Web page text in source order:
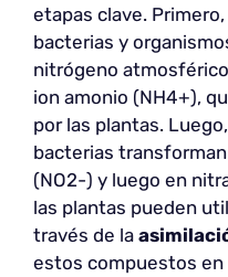
etapas clave. Primero,
bacterias y
nitrógeno
ion amonio (NH4+),
por las plantas.
bacterias
(NO2-) y luego en
las plantas pueden
través de la
estos compuestos en